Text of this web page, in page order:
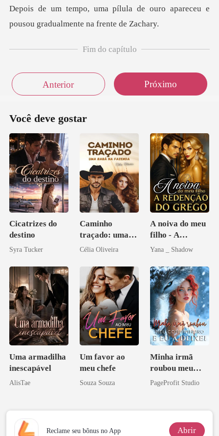
Depois de um tempo, uma pílula de ouro apare
Fim do capítulo
Anterior Próximo
Você deve gostar
Cicatrizes do
destino
Syra Tucker
Caminho
traçado: uma
babá na fazenda
Célia Oliveira
A noiva do meu
filho - A
Redenção do
Yana _ Shadow
Uma armadilha
inescapável
AlisTae
Um favor ao
meu chefe
Souza Souza
Minha irmã
roubou meu
companheiro e
PageProfit Studio
Reclame seu bônus no App Abrir